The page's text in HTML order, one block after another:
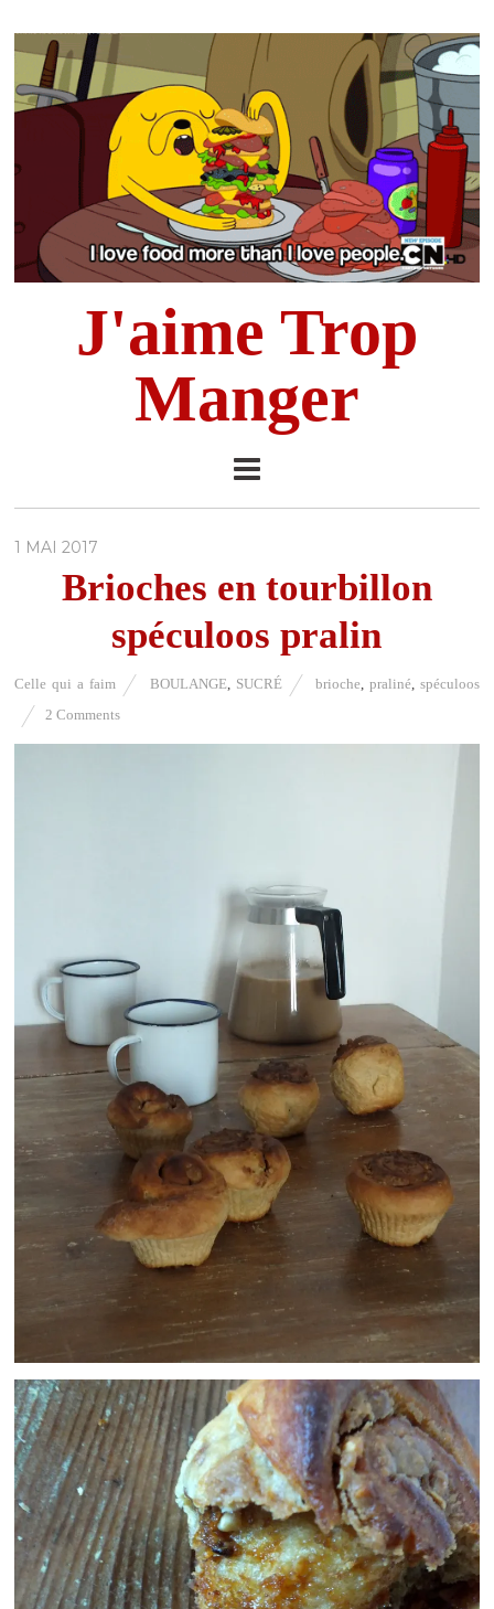
J'aime Trop
Manger
1 MAI 2017
Brioches en tourbillon
spéculoos pralin
Celle qui a faim BOULANGE, SUCRÉ brioche praliné spéculoos
2 Comments